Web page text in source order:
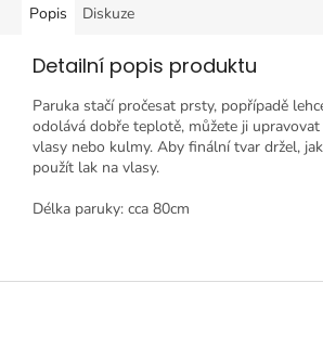
Popis Diskuze
Detailní popis produktu
Paruka stačí pročesat prsty, popřípadě
odolává dobře teplotě, můžete ji
vlasy nebo kulmy. Aby finální tvar držel,
použít lak na vlasy.
Délka paruky: cca 80cm
Z